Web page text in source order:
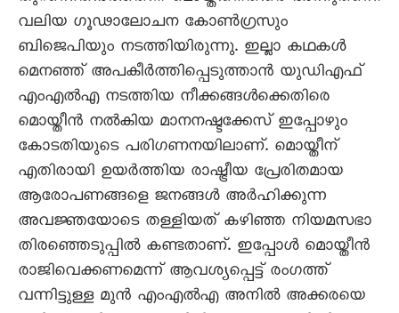
വലിയ ഗൂഢാലോചന കോൺഗ്രസും
ബിജെപിയും നടത്തിയിരുന്നു. ഇല്ലാ കഥകൾ
മെനഞ്ഞ് അപകീർത്തിപ്പെടുത്താൻ യുഡിഎഫ്
എംഎൽഎ നടത്തിയ നീക്കങ്ങൾക്കെതിരെ
മൊയ്തീൻ നൽകിയ മാനനഷ്ടക്കേസ് ഇപ്പോഴും
കോടതിയുടെ പരിഗണനയിലാണ്. മൊയ്തീന്
എതിരായി ഉയർത്തിയ രാഷ്ട്രീയ പ്രേരിതമായ
ആരോപണങ്ങളെ ജനങ്ങൾ അർഹിക്കുന്ന
അവജ്ഞയോടെ തള്ളിയത് കഴിഞ്ഞ നിയമസഭാ
തിരഞ്ഞെടുപ്പിൽ കണ്ടതാണ്. ഇപ്പോൾ മൊയ്തീൻ
രാജിവെക്കണമെന്ന് ആവശ്യപ്പെട്ട് രംഗത്ത്
വന്നിട്ടുള്ള മുൻ എംഎൽഎ അനിൽ അക്കരയെ